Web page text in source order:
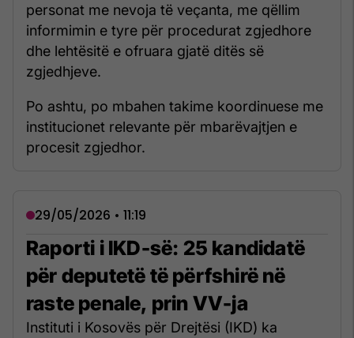
personat me nevoja të veçanta, me qëllim
informimin e tyre për procedurat zgjedhore
dhe lehtësitë e ofruara gjatë ditës së
zgjedhjeve.
Po ashtu, po mbahen takime koordinuese me
institucionet relevante për mbarëvajtjen e
procesit zgjedhor.
29/05/2026 • 11:19
Raporti i IKD-së: 25 kandidatë
për deputetë të përfshirë në
raste penale, prin VV-ja
Instituti i Kosovës për Drejtësi (IKD) ka